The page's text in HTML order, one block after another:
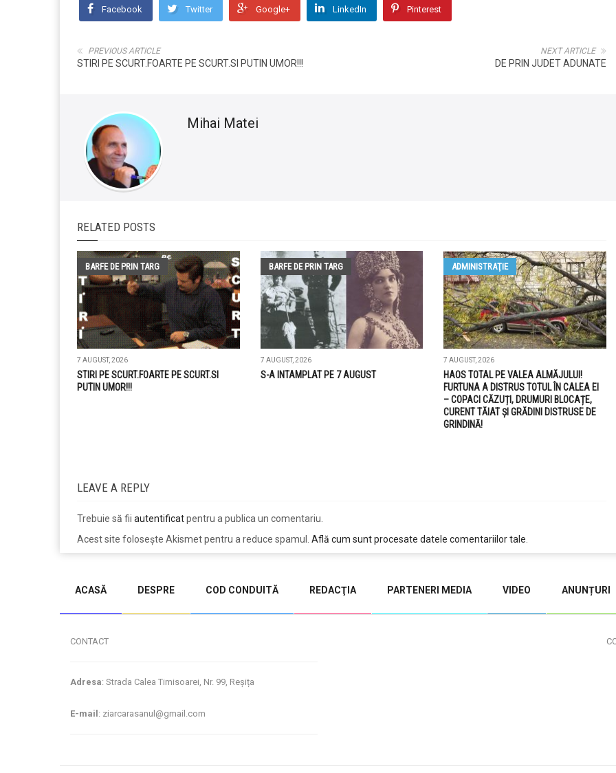
Facebook Twitter Google+ LinkedIn Pinterest
NEXT ARTICLE
DE PRIN JUDET ADUNATE
PREVIOUS ARTICLE
STIRI PE SCURT.FOARTE PE SCURT.SI PUTIN UMOR!!!
Mihai Matei
RELATED POSTS
BARFE DE PRIN TARG
7 AUGUST, 2026
STIRI PE SCURT.FOARTE PE SCURT.SI
PUTIN UMOR!!!
BARFE DE PRIN TARG
7 AUGUST, 2026
S-A INTAMPLAT PE 7 AUGUST
ADMINISTRAŢIE
7 AUGUST, 2026
HAOS TOTAL PE VALEA ALMĂJULUI!
FURTUNA A DISTRUS TOTUL ÎN CALEA EI
– COPACI CĂZUȚI, DRUMURI BLOCAȚE,
CURENT TĂIAT ȘI GRĂDINI DISTRUSE DE
GRINDINĂ!
LEAVE A REPLY
Trebuie să fii autentificatpentru a publica un comentariu.
Acest site folosește Akismet pentru a reduce spamul. Află cum sunt procesate datele comentariilor tale.
ACASĂ DESPRE COD CONDUITĂ REDACŢIA PARTENERI MEDIA VIDEO ANUNȚURI
CONTACT
Adresa: Strada Calea Timisoarei, Nr. 99, Reșița
E-mail : ziarcarasanul@gmail.com